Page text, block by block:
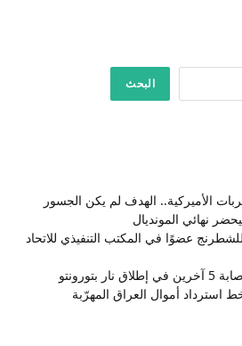
البحث
الأميركية.. الهدف لم يكن الجسور
نهائي المونديال
عضوًا في المكتب التنفيذي للاتحاد
استرداد أموال العراق المهرّبة